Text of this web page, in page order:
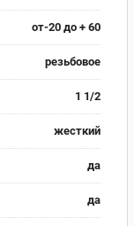
от-20 до + 60
резьбовое
1 1/2
жесткий
да
да